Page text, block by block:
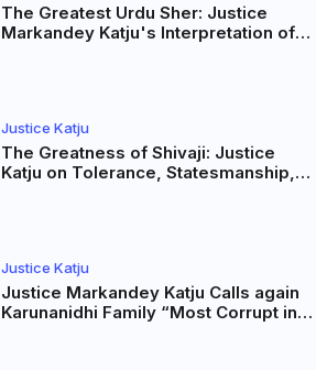
The Greatest Urdu Sher: Justice
Markandey Katju's Interpretation of
Justice Katju
The Greatness of Shivaji: Justice
Katju on Tolerance, Statesmanship,
Justice Katju
Justice Markandey Katju Calls again
Karunanidhi Family “Most Corrupt in